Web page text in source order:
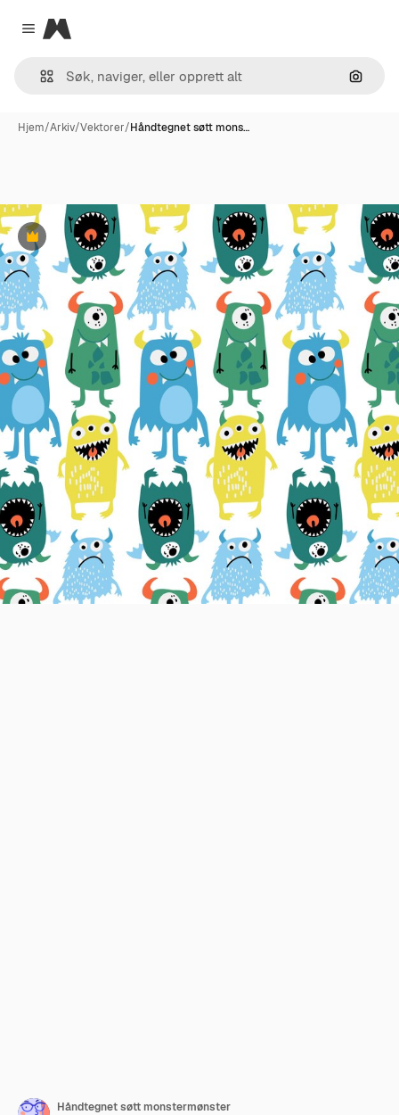
Close menu
Magnific
Søk
Hjem/Arkiv/Vektorer/Håndtegnet søtt mons…
Premium
Håndtegnet søtt monstermønster